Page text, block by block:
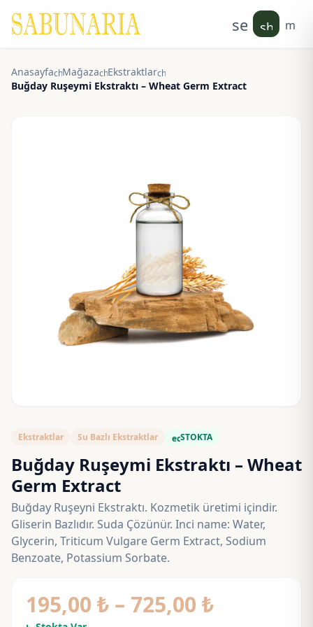
search
Anasayfachevron_right
Mağazachevron_right
Ekstraktlarchevron_right
Buğday Ruşeymi Ekstraktı – Wheat Germ Extract
Ekstraktlar Su Bazlı Ekstraktlar ecoSTOKTA
Buğday Ruşeymi Ekstraktı – Wheat
Germ Extract
Buğday Ruşeyni Ekstraktı. Kozmetik üretimi içindir.
Gliserin Bazlıdır. Suda Çözünür. Inci name: Water,
Glycerin, Triticum Vulgare Germ Extract, Sodium
Benzoate, Potassium Sorbate.
195,00 ₺ – 725,00 ₺Fiyat